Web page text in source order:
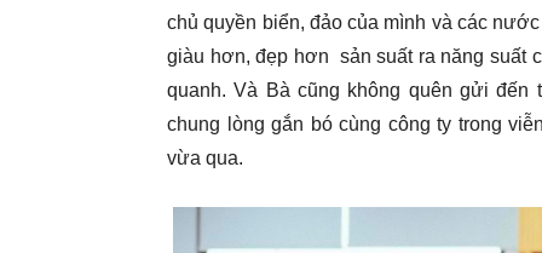
chủ quyền biển, đảo của mình và các
giàu hơn, đẹp hơn sản suất ra năng suất
quanh. Và Bà cũng không quên gửi
chung lòng gắn bó cùng công ty trong
vừa qua.